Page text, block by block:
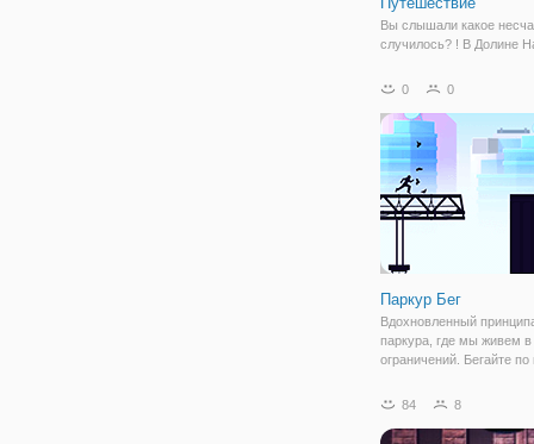
Вы слышали какое
случилось? ! В Долине
бесцветным и даже
цвет. Нужно срочно, что
делать! Давайте
нашим славным
0 0
Паркур Бег
Вдохновленный
паркура, где мы живем
ограничений. Бегайте
выступов и скользите
водой. Выполняйте
84 8